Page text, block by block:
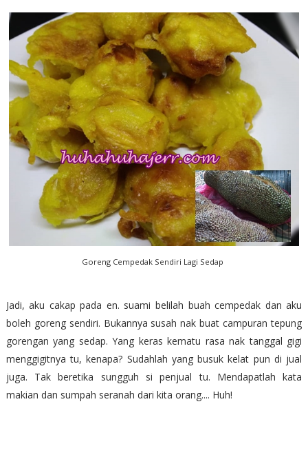
Goreng Cempedak Sendiri Lagi Sedap
Jadi, aku cakap pada en. suami belilah buah cempedak dan aku
boleh goreng sendiri. Bukannya susah nak buat campuran tepung
gorengan yang sedap. Yang keras kematu rasa nak tanggal gigi
menggigitnya tu, kenapa? Sudahlah yang busuk kelat pun di jual
juga. Tak beretika sungguh si penjual tu. Mendapatlah kata
makian dan sumpah seranah dari kita orang.... Huh!